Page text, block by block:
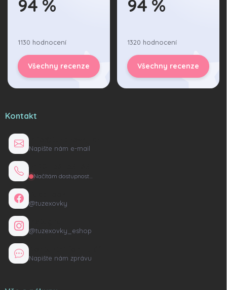
94 %
1130 hodnocení
Všechny recenze
94 %
1320 hodnocení
Všechny recenze
Kontakt
Napište nám e-mail
Načítám dostupnost…
@tuzexovky
@tuzexovky_eshop
Napište nám zprávu